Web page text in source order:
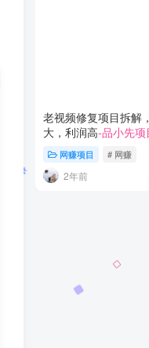
老视频修复项目拆解
大，利润高-品小先
网赚项目 # 网赚
2年前